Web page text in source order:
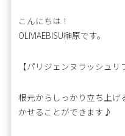
こんにちは！
OLIVIAEBISU榊原です。
【パリジェンヌラッシュリ
根元からしっかり立ち上げ
かせることができます♪